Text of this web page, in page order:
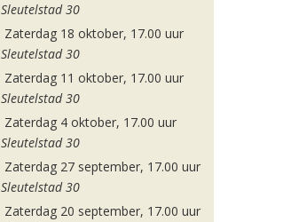
Sleutelstad 30
Zaterdag 18 oktober, 17.00 uur
Sleutelstad 30
Zaterdag 11 oktober, 17.00 uur
Sleutelstad 30
Zaterdag 4 oktober, 17.00 uur
Sleutelstad 30
Zaterdag 27 september, 17.00 uur
Sleutelstad 30
Zaterdag 20 september, 17.00 uur